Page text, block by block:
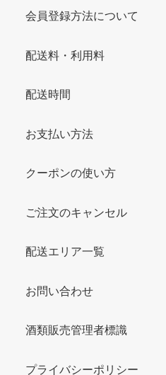
会員登録方法について
配送料・利用料
配送時間
お支払い方法
クーポンの使い方
ご注文のキャンセル
配送エリア一覧
お問い合わせ
酒類販売管理者標識
プライバシーポリシー